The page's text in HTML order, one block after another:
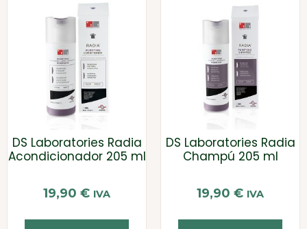
DS Laboratories Radia
Acondicionador 205 ml
19,90 € IVA
DS Laboratories Radia
Champú 205 ml
19,90 € IVA